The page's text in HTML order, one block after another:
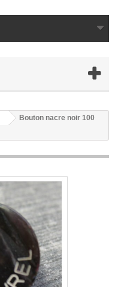
Bouton nacre noir 100